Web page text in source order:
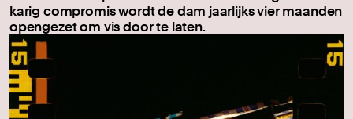
karig compromis wordt de dam jaarlijks vier maanden
opengezet om vis door te laten.